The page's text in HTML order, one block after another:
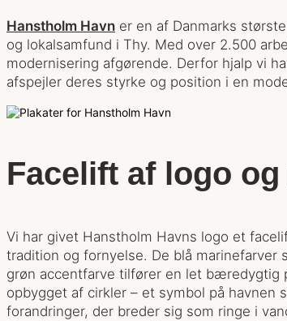
Hanstholm Havn er en af Danmarks
og lokalsamfund i Thy. Med over 2.500
modernisering afgørende. Derfor hjalp vi
afspejler deres styrke og position i en
Facelift af logo
Vi har givet Hanstholm Havns logo et
tradition og fornyelse. De blå
grøn accentfarve tilfører en let bæredygtig
opbygget af cirkler – et symbol på
forandringer, der breder sig som ringe i